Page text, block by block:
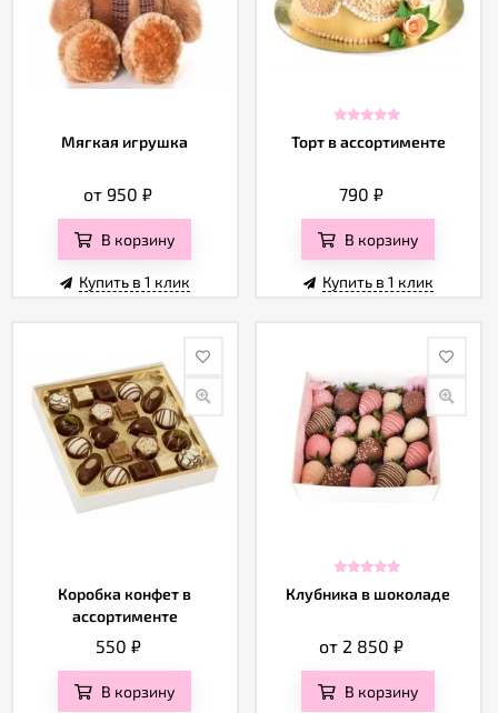
Мягкая игрушка
от 950₽
В корзину
Купить в 1 клик
Торт в ассортименте
790₽
В корзину
Купить в 1 клик
Коробка конфет в
ассортименте
550 ₽
В корзину
Клубника в шоколаде
от 2 850₽
В корзину